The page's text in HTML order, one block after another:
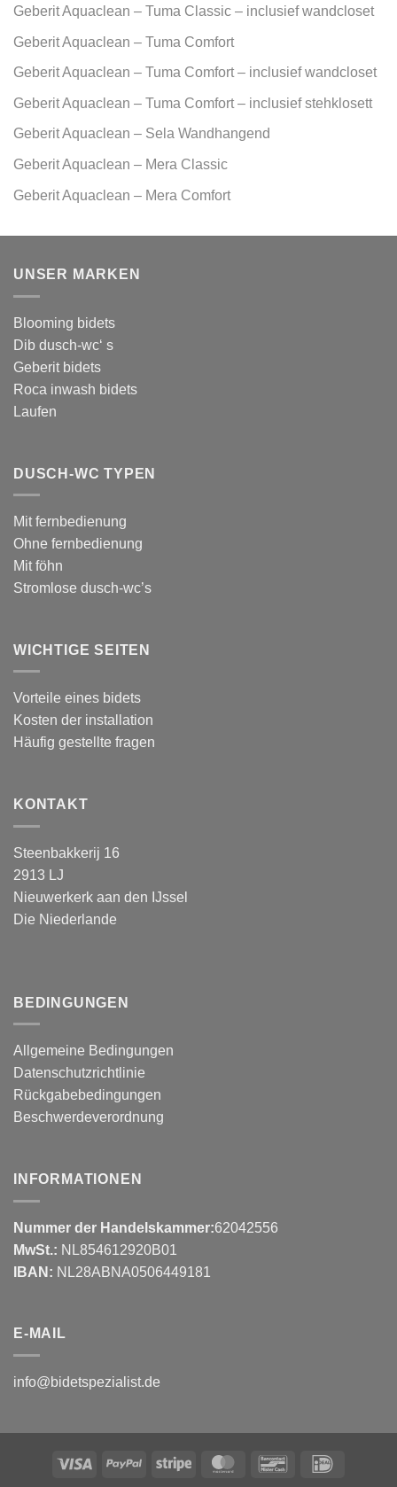
Geberit Aquaclean – Tuma Classic – inclusief wandcloset
Geberit Aquaclean – Tuma Comfort
Geberit Aquaclean – Tuma Comfort – inclusief wandcloset
Geberit Aquaclean – Tuma Comfort – inclusief stehklosett
Geberit Aquaclean – Sela Wandhangend
Geberit Aquaclean – Mera Classic
Geberit Aquaclean – Mera Comfort
UNSER MARKEN
Blooming bidets
Dib dusch-wc‘ s
Geberit bidets
Roca inwash bidets
Laufen
DUSCH-WC TYPEN
Mit fernbedienung
Ohne fernbedienung
Mit föhn
Stromlose dusch-wc’s
WICHTIGE SEITEN
Vorteile eines bidets
Kosten der installation
Häufig gestellte fragen
KONTAKT
Steenbakkerij 16
2913 LJ
Nieuwerkerk aan den IJssel
Die Niederlande
BEDINGUNGEN
Allgemeine Bedingungen
Datenschutzrichtlinie
Rückgabebedingungen
Beschwerdeverordnung
INFORMATIONEN
Nummer der Handelskammer:62042556
MwSt.: NL854612920B01
IBAN: NL28ABNA0506449181
E-MAIL
info@bidetspezialist.de
Visa PayPal Stripe MasterCardBancontact